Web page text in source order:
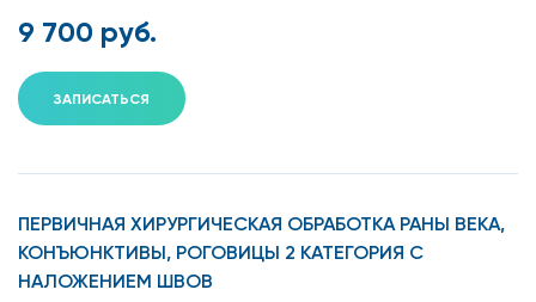
9 700 руб.
ЗАПИСАТЬСЯ
ПЕРВИЧНАЯ ХИРУРГИЧЕСКАЯ ОБРАБОТКА РАНЫ ВЕКА,
КОНЪЮНКТИВЫ, РОГОВИЦЫ 2 КАТЕГОРИЯ С
НАЛОЖЕНИЕМ ШВОВ